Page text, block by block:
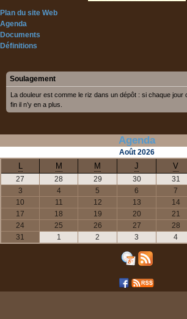
Plan du site Web
Agenda
Documents
Définitions
Soulagement
La douleur est comme le riz dans un dépôt : si chaque jour
fin il n’y en a plus.
Agenda
Août 2026
L M M J V
27 28 29 30 31
3
4 5 6 7
10
11 12 13 14
17
18 19 20 21
24
25 26 27 28
31
1 2 3 4